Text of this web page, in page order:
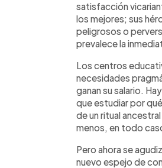
satisfacción
los mejores; sus
peligrosos o
prevalece la
Los centros
necesidades
ganan su salario.
que estudiar por
de un ritual
menos, en todo
Pero ahora se
nuevo espejo de